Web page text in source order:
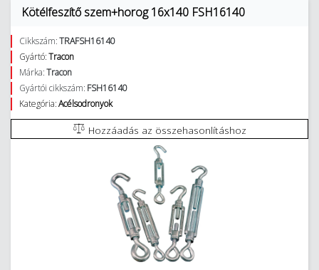
Kötélfeszítő szem+horog 16x140 FSH16140
Cikkszám:TRAFSH16140
Gyártó:Tracon
Márka:Tracon
Gyártói cikkszám: FSH16140
Kategória:Acélsodronyok
Hozzáadás az összehasonlításhoz